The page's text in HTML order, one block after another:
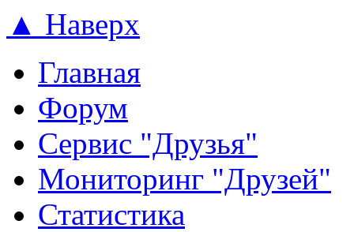
▲ Наверх
Главная
Форум
Сервис "Друзья"
Мониторинг "Друзей"
Статистика